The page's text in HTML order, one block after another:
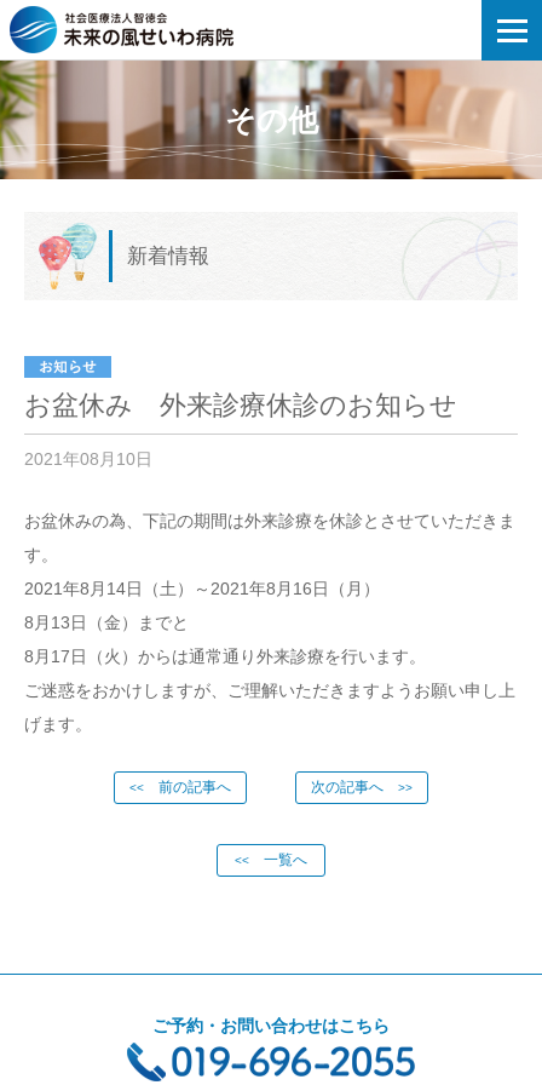
未来の風せいわ病院 | お盆休み 外来診
その他
新着情報
お盆休み 外来診療休診のお知らせ
2021年08月10日
お盆休みの為、下記の期間は外来診療を休診とさせていただきま
す。
2021年8月14日（土）～2021年8月16日（月）
8月13日（金）までと
8月17日（火）からは通常通り外来診療を行います。
ご迷惑をおかけしますが、ご理解いただきますようお願い申し上
げます。
<< 前の記事へ 次の記事へ >>
<< 一覧へ
ご予約・お問い合わせはこちら